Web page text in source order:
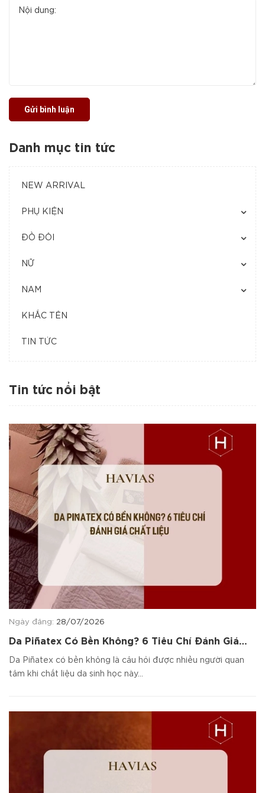
Gửi bình luận
Danh mục tin tức
NEW ARRIVAL
PHỤ KIỆN
ĐỒ ĐÔI
NỮ
NAM
KHẮC TÊN
TIN TỨC
Tin tức nổi bật
Ngày đăng: 28/07/2026
Da Piñatex Có Bền Không? 6 Tiêu Chí Đánh Giá
Chất Liệu
Da Piñatex có bền không là câu hỏi được nhiều người quan
tâm khi chất liệu da sinh học này...